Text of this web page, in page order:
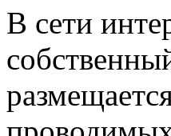
В сети